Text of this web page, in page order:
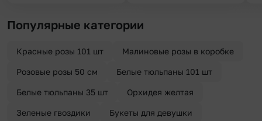
Популярные категории
Красные розы 101 шт Малиновые розы в коробке
Розовые розы 50 см Белые тюльпаны 101 шт
Белые тюльпаны 35 шт Орхидея желтая
Зеленые гвоздики Букеты для девушки